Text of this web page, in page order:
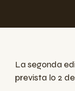
La segonda
prevista lo 2